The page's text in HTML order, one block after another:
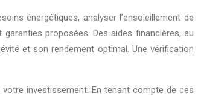
énergétiques, analyser l’ensoleillement de
proposées. Des aides financières, au
et son rendement optimal. Une vérification
investissement. En tenant compte de ces